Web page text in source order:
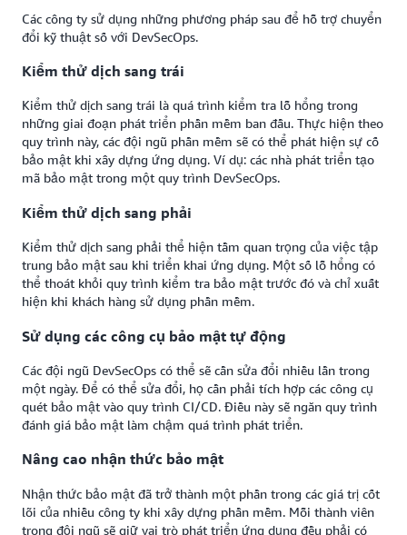
Các công ty sử dụng những phương pháp sau để hỗ trợ chuyển
đổi kỹ thuật số với DevSecOps.
Kiểm thử dịch sang trái
Kiểm thử dịch sang trái là quá trình kiểm tra lỗ hổng trong
những giai đoạn phát triển phần mềm ban đầu. Thực hiện theo
quy trình này, các đội ngũ phần mềm sẽ có thể phát hiện sự cố
bảo mật khi xây dựng ứng dụng. Ví dụ: các nhà phát triển tạo
mã bảo mật trong một quy trình DevSecOps.
Kiểm thử dịch sang phải
Kiểm thử dịch sang phải thể hiện tầm quan trọng của việc tập
trung bảo mật sau khi triển khai ứng dụng. Một số lỗ hổng có
thể thoát khỏi quy trình kiểm tra bảo mật trước đó và chỉ xuất
hiện khi khách hàng sử dụng phần mềm.
Sử dụng các công cụ bảo mật tự động
Các đội ngũ DevSecOps có thể sẽ cần sửa đổi nhiều lần trong
một ngày. Để có thể sửa đổi, họ cần phải tích hợp các công cụ
quét bảo mật vào quy trình CI/CD. Điều này sẽ ngăn quy trình
đánh giá bảo mật làm chậm quá trình phát triển.
Nâng cao nhận thức bảo mật
Nhận thức bảo mật đã trở thành một phần trong các giá trị cốt
lõi của nhiều công ty khi xây dựng phần mềm. Mỗi thành viên
trong đội ngũ sẽ giữ vai trò phát triển ứng dụng đều phải có